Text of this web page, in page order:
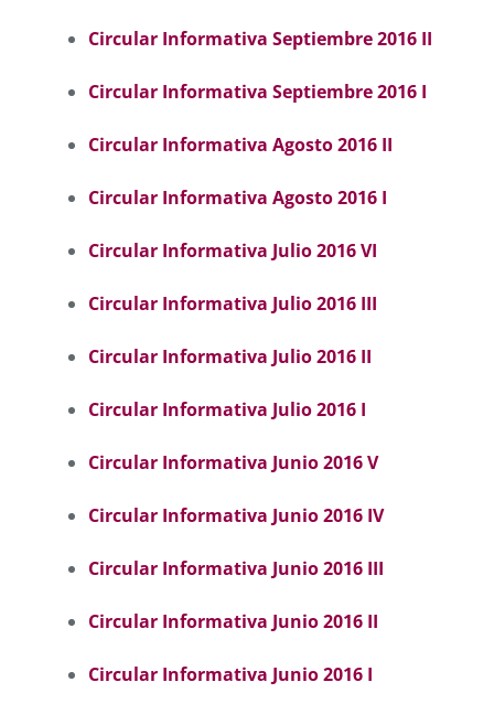
Circular Informativa Septiembre 2016 II
Circular Informativa Septiembre 2016 I
Circular Informativa Agosto 2016 II
Circular Informativa Agosto 2016 I
Circular Informativa Julio 2016 VI
Circular Informativa Julio 2016 III
Circular Informativa Julio 2016 II
Circular Informativa Julio 2016 I
Circular Informativa Junio 2016V
Circular Informativa Junio 2016 IV
Circular Informativa Junio 2016 III
Circular Informativa Junio 2016 II
Circular Informativa Junio 2016 I